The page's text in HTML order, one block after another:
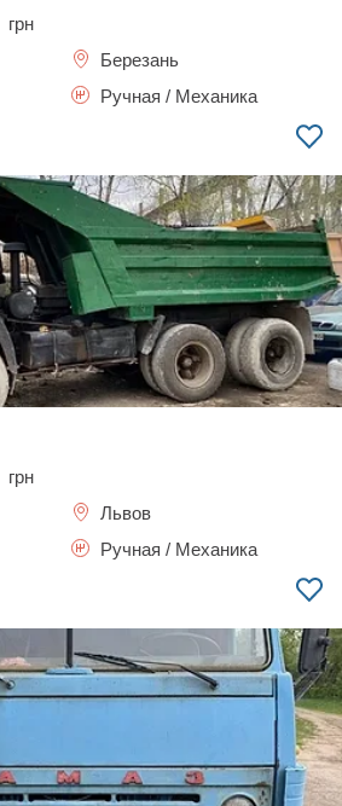
грн
Березань
Ручная / Механика
грн
Львов
Ручная / Механика